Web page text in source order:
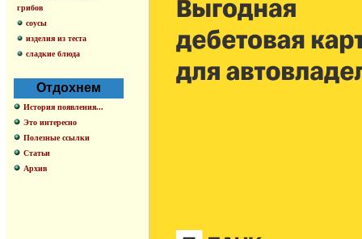
грибов
соусы
изделия из теста
сладкие блюда
Отдохнем
История появления...
Это интересно
Полезные ссылки
Статьи
Архив